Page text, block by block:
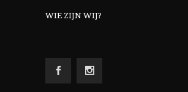
WIE ZIJN WIJ?